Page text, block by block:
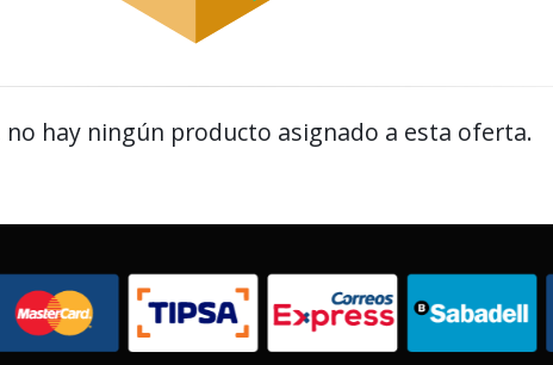
no hay ningún producto asignado a esta oferta.